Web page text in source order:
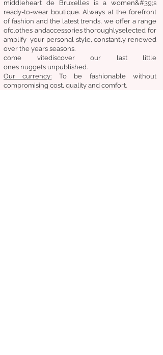
middleheart de Bruxelles is a women&#39;s
ready-to-wear boutique. Always at the forefront
of fashion and the latest trends, we offer a range
ofclothes andaccessories thoroughlyselected for
amplify your personal style, constantly renewed
over the years seasons.
come vitediscoverour last little
ones nuggets unpublished.
Our currency:
To be fashionable without
compromising cost, quality and comfort.